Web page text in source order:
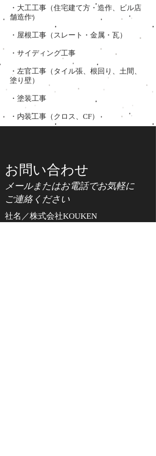
・大工工事（住宅建て方・造作、ビル店
舗造作）
・屋根工事（スレート・金属・瓦）
・サイディング工事
・左官工事（タイル張、根回り、土間、
塗り壁）
・塗装工事
・内装工事（クロス、CF）
お問い合わせ
メールまたはお電話でお気軽に
ご連絡ください
社名／株式会社KOUKEN